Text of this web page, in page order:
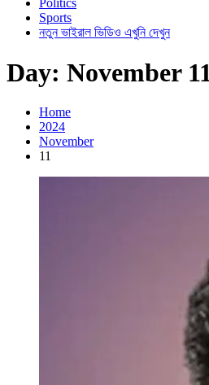
Politics
Sports
নতুন ভাইরাল ভিডিও এখুনি দেখুন
Day: November
Home
2024
November
11